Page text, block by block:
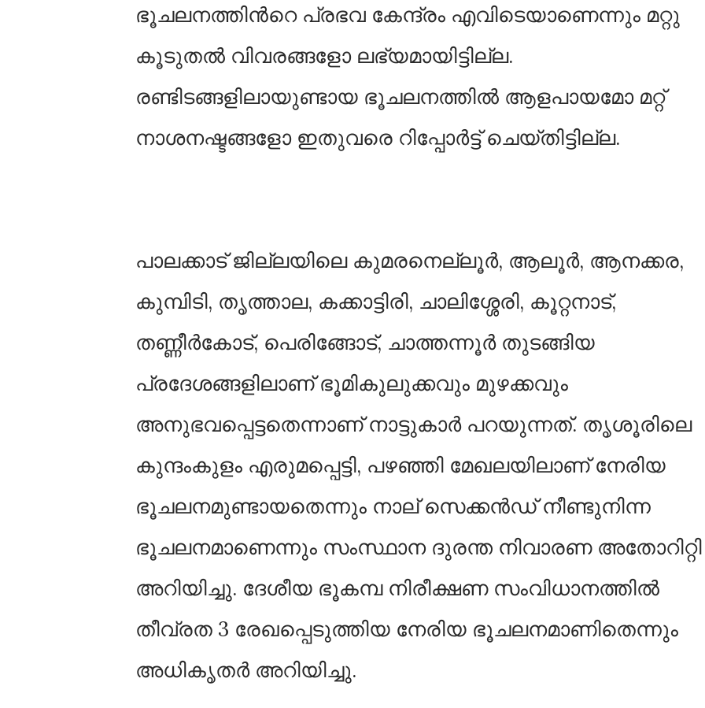
ഭൂചലനത്തിന്‍റെ പ്രഭവ കേന്ദ്രം എവിടെയാണെന്നും മറ്റു
കൂടുതല്‍ വിവരങ്ങളോ ലഭ്യമായിട്ടില്ല.
രണ്ടിടങ്ങളിലായുണ്ടായ ഭൂചലനത്തില്‍ ആളപായമോ മറ്റ്
നാശനഷ്ടങ്ങളോ ഇതുവരെ റിപ്പോര്‍ട്ട് ചെയ്തിട്ടില്ല.
പാലക്കാട് ജില്ലയിലെ കുമരനെല്ലൂർ, ആലൂർ, ആനക്കര,
കുമ്പിടി, തൃത്താല, കക്കാട്ടിരി, ചാലിശ്ശേരി, കൂറ്റനാട്,
തണ്ണീർകോട്, പെരിങ്ങോട്, ചാത്തന്നൂർ തുടങ്ങിയ
പ്രദേശങ്ങളിലാണ് ഭൂമികുലുക്കവും മുഴക്കവും
അനുഭവപ്പെട്ടതെന്നാണ് നാട്ടുകാർ പറയുന്നത്. തൃശൂരിലെ
കുന്ദംകുളം എരുമപ്പെട്ടി, പഴഞ്ഞി മേഖലയിലാണ് നേരിയ
ഭൂചലനമുണ്ടായതെന്നും നാല് സെക്കന്‍ഡ് നീണ്ടുനിന്ന
ഭൂചലനമാണെന്നും സംസ്ഥാന ദുരന്ത നിവാരണ അതോറിറ്റി
അറിയിച്ചു. ദേശീയ ഭൂകമ്പ നിരീക്ഷണ സംവിധാനത്തില്‍
തീവ്രത 3 രേഖപ്പെടുത്തിയ നേരിയ ഭൂചലനമാണിതെന്നും
അധികൃതര്‍ അറിയിച്ചു.